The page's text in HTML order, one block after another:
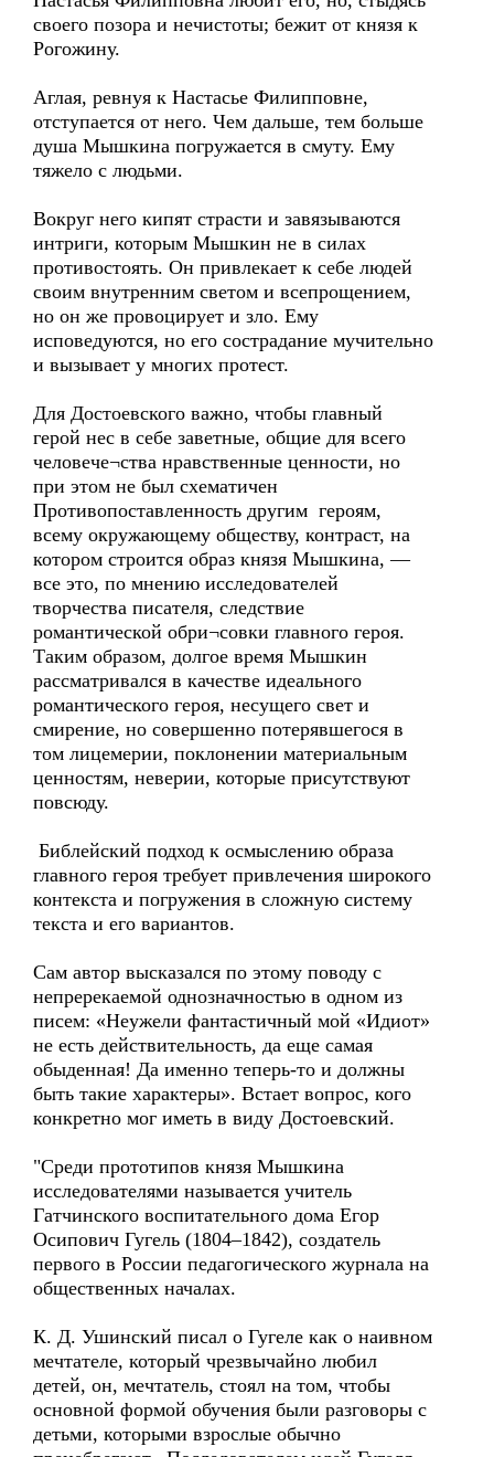
своего позора и нечистоты; бежит от князя к
Рогожину.
Аглая, ревнуя к Настасье Филипповне,
отступается от него. Чем дальше, тем больше
душа Мышкина погружается в смуту. Ему
тяжело с людьми.
Вокруг него кипят страсти и завязываются
интриги, которым Мышкин не в силах
противостоять. Он привлекает к себе людей
своим внутренним светом и всепрощением,
но он же провоцирует и зло. Ему
исповедуются, но его сострадание мучительно
и вызывает у многих протест.
Для Достоевского важно, чтобы главный
герой нес в себе заветные, общие для всего
человече¬ства нравственные ценности, но
при этом не был схематичен
Противопоставленность другим героям,
всему окружающему обществу, контраст, на
котором строится образ князя Мышкина, —
все это, по мнению исследователей
творчества писателя, следствие
романтической обри¬совки главного героя.
Таким образом, долгое время Мышкин
рассматривался в качестве идеального
романтического героя, несущего свет и
смирение, но совершенно потерявшегося в
том лицемерии, поклонении материальным
ценностям, неверии, которые присутствуют
повсюду.
Библейский подход к осмыслению образа
главного героя требует привлечения широкого
контекста и погружения в сложную систему
текста и его вариантов.
Сам автор высказался по этому поводу с
непререкаемой однозначностью в одном из
писем: «Неужели фантастичный мой «Идиот»
не есть действительность, да еще самая
обыденная! Да именно теперь-то и должны
быть такие характеры». Встает вопрос, кого
конкретно мог иметь в виду Достоевский.
"Среди прототипов князя Мышкина
исследователями называется учитель
Гатчинского воспитательного дома Егор
Осипович Гугель (1804–1842), создатель
первого в России педагогического журнала на
общественных началах.
К. Д. Ушинский писал о Гугеле как о наивном
мечтателе, который чрезвычайно любил
детей, он, мечтатель, стоял на том, чтобы
основной формой обучения были разговоры с
детьми, которыми взрослые обычно